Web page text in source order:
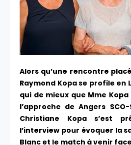
Alors qu’une rencontre
Raymond Kopa se profile en
qui de mieux que Mme
l’approche de Angers
Christiane Kopa s’est
l’interview pour évoquer la
Blanc et le match à venir